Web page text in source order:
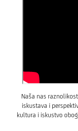
Naša nas
iskustava i
kultura i iskustvo